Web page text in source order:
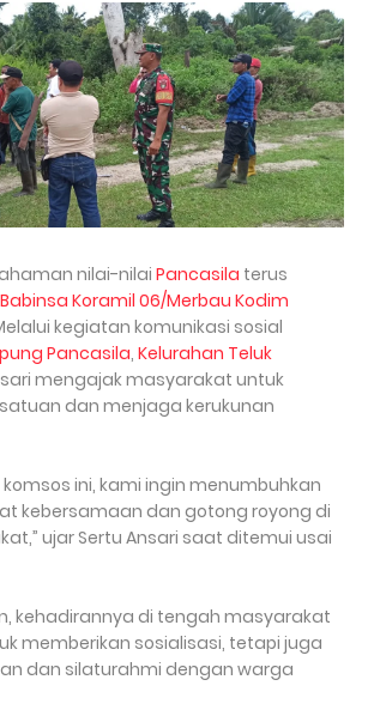
nilai-nilai Pancasila terus
Babinsa Koramil 06/Merbau Kodim
kegiatan komunikasi sosial
Pancasila, Kelurahan Teluk
mengajak masyarakat untuk
dan menjaga kerukunan
ini, kami ingin menumbuhkan
kebersamaan dan gotong royong di
ujar Sertu Ansari saat ditemui usai
kehadirannya di tengah masyarakat
memberikan sosialisasi, tetapi juga
dan silaturahmi dengan warga